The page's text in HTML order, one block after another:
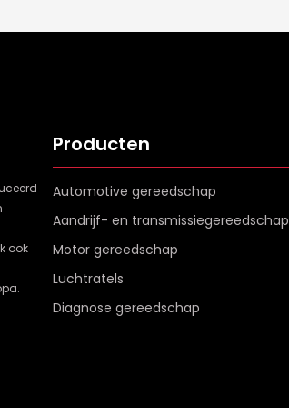
ook
Producten
Automotive gereedschap
Aandrijf- en transmissiegereedschap
Motor gereedschap
Luchtratels
Diagnose gereedschap